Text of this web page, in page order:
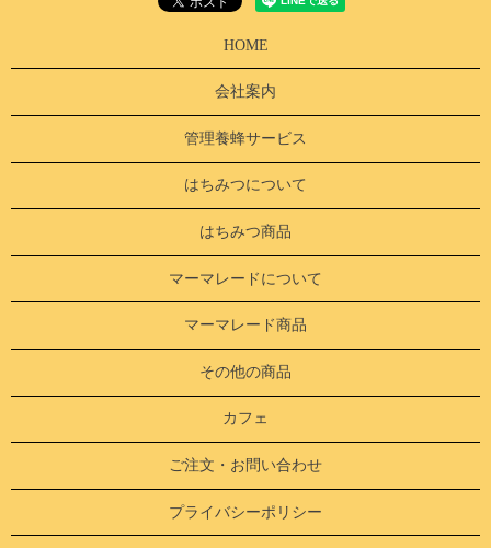
HOME
会社案内
管理養蜂サービス
はちみつについて
はちみつ商品
マーマレードについて
マーマレード商品
その他の商品
カフェ
ご注文・お問い合わせ
プライバシーポリシー